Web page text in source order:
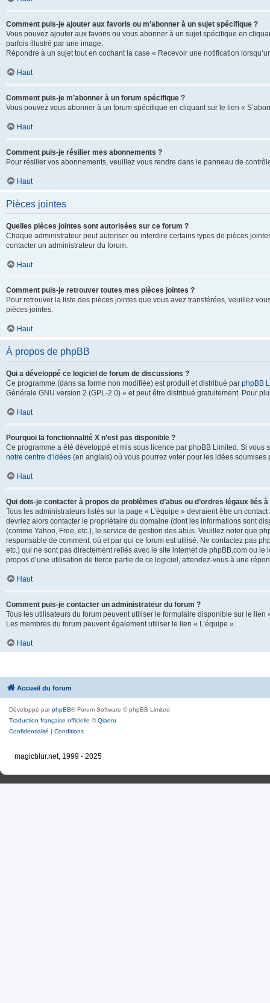
Comment puis-je ajouter aux favoris ou m’abonner à un sujet spécifique ?
Vous pouvez ajouter aux favoris ou vous abonner à un sujet spécifique en
parfois illustré par une image.
Répondre à un sujet tout en cochant la case « Recevoir une notification
Haut
Comment puis-je m’abonner à un forum spécifique ?
Vous pouvez vous abonner à un forum spécifique en cliquant sur le lien «
Haut
Comment puis-je résilier mes abonnements ?
Pour résilier vos abonnements, veuillez vous rendre dans le panneau de
Haut
Pièces jointes
Quelles pièces jointes sont autorisées sur ce forum ?
Chaque administrateur peut autoriser ou interdire certains types de pièces
contacter un administrateur du forum.
Haut
Comment puis-je retrouver toutes mes pièces jointes ?
Pour retrouver la liste des pièces jointes que vous avez transférées, veuillez
pièces jointes.
Haut
À propos de phpBB
Qui a développé ce logiciel de forum de discussions ?
Ce programme (dans sa forme non modifiée) est produit et distribué par phpBB
Générale GNU version 2 (GPL-2.0) » et peut être distribué gratuitement. Pour
Haut
Pourquoi la fonctionnalité X n’est pas disponible ?
Ce programme a été développé et mis sous licence par phpBB Limited. Si
notre centre d’idées (en anglais) où vous pourrez voter pour les idées soumises
Haut
Qui dois-je contacter à propos de problèmes d’abus ou d’ordres légaux liés
Tous les administrateurs listés sur la page « L’équipe » devraient être un
devriez alors contacter le propriétaire du domaine (dont les informations sont
(comme Yahoo, Free, etc.), le service de gestion des abus. Veuillez noter que
responsable de comment, où et par qui ce forum est utilisé. Ne contactez pas
etc.) qui ne sont pas directement reliés avec le site internet de phpBB.com ou
propos d’une utilisation de tierce partie de ce logiciel, attendez-vous à une
Haut
Comment puis-je contacter un administrateur du forum ?
Tous les utilisateurs du forum peuvent utiliser le formulaire disponible sur le
Les membres du forum peuvent également utiliser le lien « L’équipe ».
Haut
Accueil du forum
Développé parphpBB® Forum Software © phpBB Limited
Traduction française officielle ©Qiaeru
Confidentialité | Conditions
magicblur.net, 1999 - 2025